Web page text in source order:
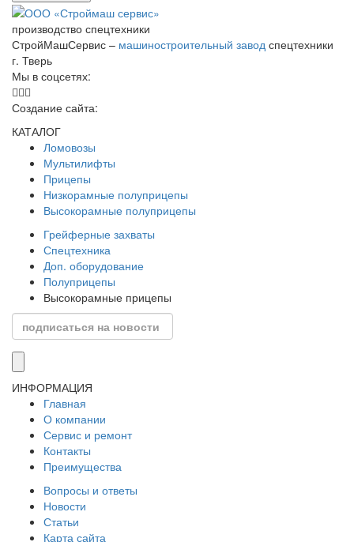
производство спецтехники
СтройМашСервис – машиностроительный завод спецтехники
г. Тверь
Мы в соцсетях:
Создание сайта:
КАТАЛОГ
Ломовозы
Мультилифты
Прицепы
Низкорамные полуприцепы
Высокорамные полуприцепы
Грейферные захваты
Спецтехника
Доп. оборудование
Полуприцепы
Высокорамные прицепы
ИНФОРМАЦИЯ
Главная
О компании
Сервис и ремонт
Контакты
Преимущества
Вопросы и ответы
Новости
Статьи
Карта сайта